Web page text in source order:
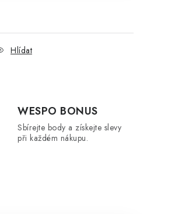
Hlídat
WESPO BONUS
Sbírejte body a získejte slevy
při každém nákupu.